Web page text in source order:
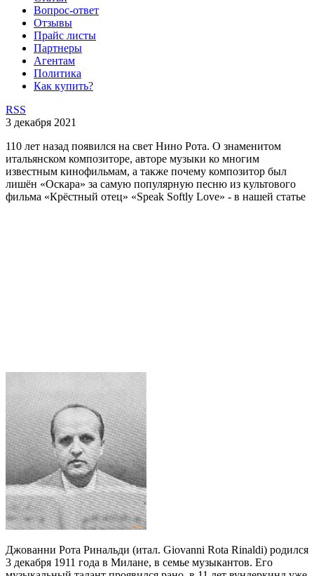
Вопрос-ответ
Отзывы
Прайс листы
Партнеры
Агентам
Политика
Как купить?
RSS
3 декабря 2021
110 лет назад появился на свет Нино Рота. О знаменитом
итальянском композиторе, авторе музыки ко многим
известным кинофильмам, а также почему композитор был
лишён «Оскара» за самую популярную песню из культового
фильма «Крёстный отец» «Speak Softly Love» - в нашей статье
Джованни Рота Ринальди (итал. Giovanni Rota Rinaldi) родился
3 декабря 1911 года в Милане, в семье музыкантов. Его